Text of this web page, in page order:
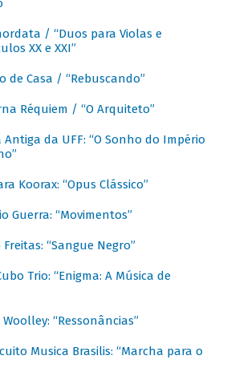
/ “Duos para Violas e
XX e XXI”
de Casa / “Rebuscando”
Réquiem / “O Arquiteto”
Antiga da UFF: “O Sonho do Império
Koorax: “Opus Clássico”
Guerra: “Movimentos”
“Sangue Negro”
Trio: “Enigma: A Música de
“Ressonâncias”
Musica Brasilis: “Marcha para o